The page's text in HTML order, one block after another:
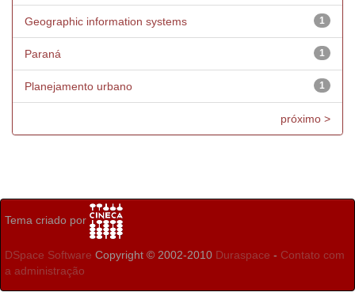
1
Geographic information systems
1
Paraná
1
Planejamento urbano
próximo >
Tema criado por
DSpace Software Copyright © 2002-2010 Duraspace - Contato com
a administração